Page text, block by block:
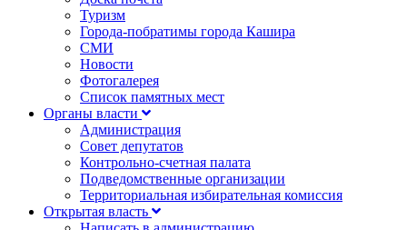
Туризм
Города-побратимы города Кашира
СМИ
Новости
Фотогалерея
Список памятных мест
Органы власти
Администрация
Совет депутатов
Контрольно-счетная палата
Подведомственные организации
Территориальная избирательная комиссия
Открытая власть